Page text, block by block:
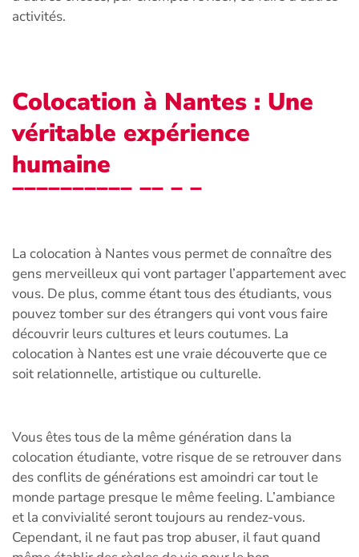
activités.
Colocation à Nantes : Une
véritable expérience
humaine
La colocation à Nantes vous permet de connaître des
gens merveilleux qui vont partager l’appartement avec
vous. De plus, comme étant tous des étudiants, vous
pouvez tomber sur des étrangers qui vont vous faire
découvrir leurs cultures et leurs coutumes. La
colocation à Nantes est une vraie découverte que ce
soit relationnelle, artistique ou culturelle.
Vous êtes tous de la même génération dans la
colocation étudiante, votre risque de se retrouver dans
des conflits de générations est amoindri car tout le
monde partage presque le même feeling. L’ambiance
et la convivialité seront toujours au rendez-vous.
Cependant, il ne faut pas trop abuser, il faut quand